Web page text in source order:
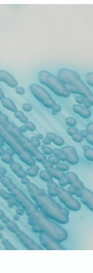
<img
content/uploads/
alt="CHROMagar
title="CHROMagar
/>